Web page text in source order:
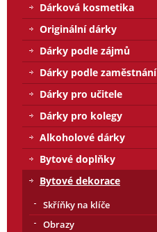
Dárková kosmetika
Originální dárky
Dárky podle zájmů
Dárky podle zaměstnání
Dárky pro učitele
Dárky pro kolegy
Alkoholové dárky
Bytové doplňky
Bytové dekorace
Skříňky na klíče
Obrazy